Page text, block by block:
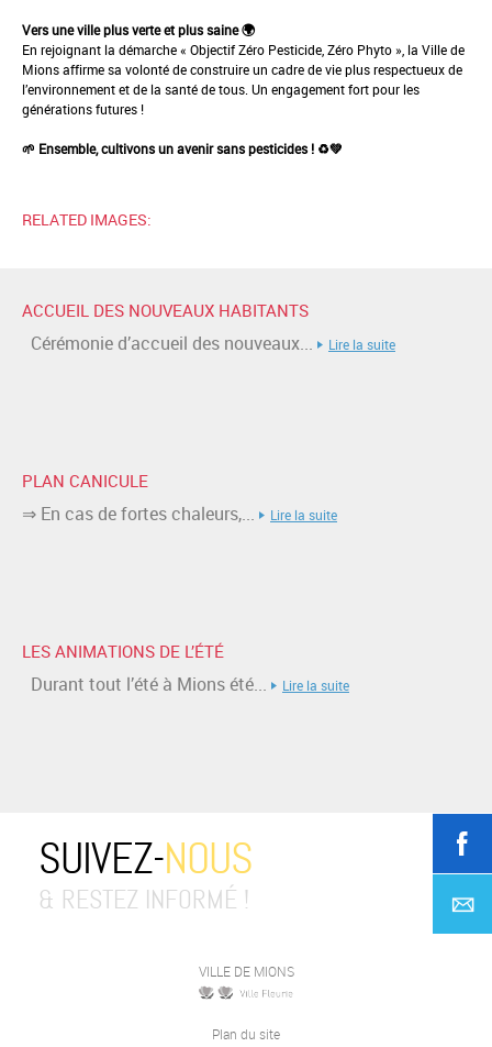
Vers une ville plus verte et plus saine 🌍
En rejoignant la démarche « Objectif Zéro Pesticide, Zéro Phyto », la Ville de
Mions affirme sa volonté de construire un cadre de vie plus respectueux de
l’environnement et de la santé de tous. Un engagement fort pour les
générations futures !
🌱 Ensemble, cultivons un avenir sans pesticides ! ♻️💚
RELATED IMAGES:
ACCUEIL DES NOUVEAUX HABITANTS
Cérémonie d’accueil des nouveaux... Lire la suite
PLAN CANICULE
⇒ En cas de fortes chaleurs,... Lire la suite
LES ANIMATIONS DE L’ÉTÉ
Durant tout l’été à Mions été... Lire la suite
SUIVEZ-NOUS
& RESTEZ INFORMÉ !
VILLE DE MIONS
Plan du site